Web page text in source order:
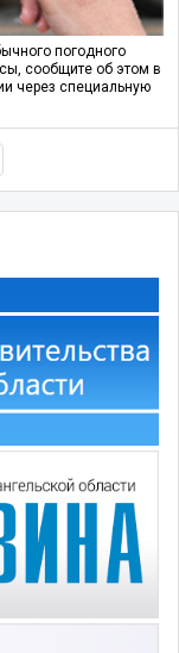
погодного
сообщите об этом в
через специальную